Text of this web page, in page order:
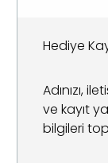
Hediye
Adınızı,
ve kayıt
bilgileri